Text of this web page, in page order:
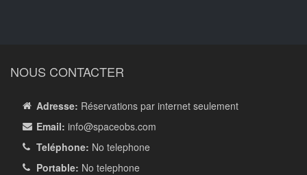
NOUS CONTACTER
Adresse: Réservations par internet seulement
Email: info@spaceobs.com
Teléphone: No telephone
Portable: No telephone